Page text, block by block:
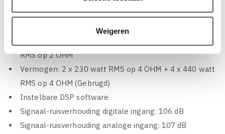
Weigeren
Vermogen: 4 x 90 watt RMS op 4 OHM + 4 x 170 watt
RMS op 2 OHM
Vermogen: 2 x 230 watt RMS op 4 OHM + 4 x 440 watt
RMS op 4 OHM (Gebrugd)
Instelbare DSP software
Signaal-ruisverhouding digitale ingang: 106 dB
Signaal-ruisverhouding analoge ingang: 107 dB